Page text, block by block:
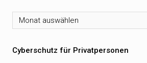
Archiv
Cyberschutz für Privatpersonen